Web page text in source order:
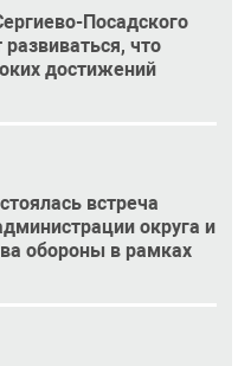
Посадского
что
достижений
встреча
округа и
обороны в рамках